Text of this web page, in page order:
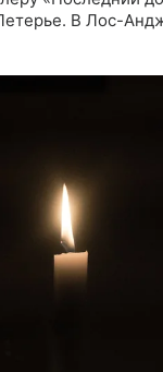
В Лос-